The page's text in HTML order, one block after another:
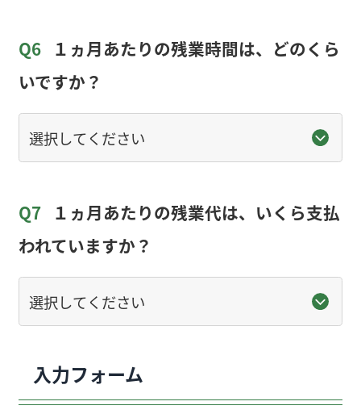
Q6
１ヵ月あたりの残業時間は、どのくら
いですか？
Q7
１ヵ月あたりの残業代は、いくら支払
われていますか？
入力フォーム